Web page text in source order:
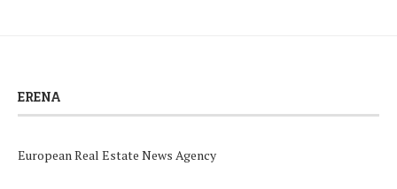
ERENA
European Real Estate News Agency